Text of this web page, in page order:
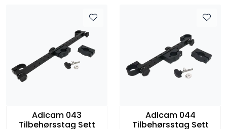
Adicam 043
Tilbehørsstag Sett
Adicam 044
Tilbehørsstag Sett